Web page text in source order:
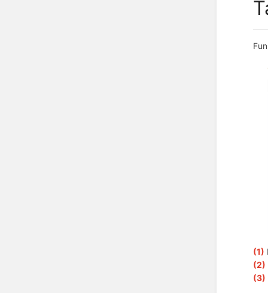
(1)
(2)
(3)